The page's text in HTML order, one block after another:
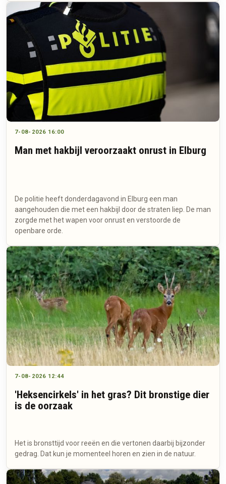
7-08-2026 16:00
Man met hakbijl veroorzaakt onrust in Elburg
De politie heeft donderdagavond in Elburg een man
aangehouden die met een hakbijl door de straten liep. De man
zorgde met het wapen voor onrust en verstoorde de
openbare orde.
7-08-2026 12:44
'Heksencirkels' in het gras? Dit bronstige dier
is de oorzaak
Het is bronsttijd voor reeën en die vertonen daarbij bijzonder
gedrag. Dat kun je momenteel horen en zien in de natuur.